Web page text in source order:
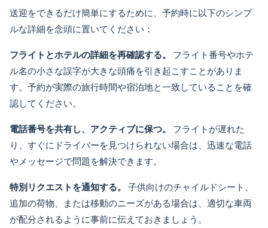
送迎をできるだけ簡単にするために、予約時に以下のシンプ
ルな詳細を念頭に置いてください：
フライトとホテルの詳細を再確認する。
フライト番号やホテ
ル名の小さな誤字が大きな頭痛を引き起こすことがありま
す。予約が実際の旅行時間や宿泊地と一致していることを確
認してください。
電話番号を共有し、アクティブに保つ。
フライトが遅れた
り、すぐにドライバーを見つけられない場合は、迅速な電話
やメッセージで問題を解決できます。
特別リクエストを通知する。 子供向けのチャイルドシート、
追加の荷物、または移動のニーズがある場合は、適切な車両
が配分されるように事前に伝えておきましょう。